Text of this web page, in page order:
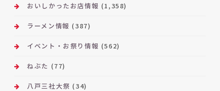
おいしかったお店情報 (1,358)
ラーメン情報 (387)
イベント・お祭り情報 (562)
ねぶた (77)
八戸三社大祭 (34)